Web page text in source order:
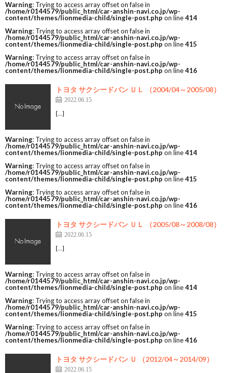
Warning: Trying to access array offset on false in
/home/r0144579/public_html/car-anshin-navi.co.jp/wp-
content/themes/lionmedia-child/single-post.php on line414
Warning: Trying to access array offset on false in
/home/r0144579/public_html/car-anshin-navi.co.jp/wp-
content/themes/lionmedia-child/single-post.php on line415
Warning: Trying to access array offset on false in
/home/r0144579/public_html/car-anshin-navi.co.jp/wp-
content/themes/lionmedia-child/single-post.php on line416
トヨタ サクシードバン ＵＬ （2004/04～2005/08）
2022.06.15
[…]
Warning: Trying to access array offset on false in
/home/r0144579/public_html/car-anshin-navi.co.jp/wp-
content/themes/lionmedia-child/single-post.php on line414
Warning: Trying to access array offset on false in
/home/r0144579/public_html/car-anshin-navi.co.jp/wp-
content/themes/lionmedia-child/single-post.php on line415
Warning: Trying to access array offset on false in
/home/r0144579/public_html/car-anshin-navi.co.jp/wp-
content/themes/lionmedia-child/single-post.php on line416
トヨタ サクシードバン ＵＬ （2005/08～2008/08）
2022.06.15
[…]
Warning: Trying to access array offset on false in
/home/r0144579/public_html/car-anshin-navi.co.jp/wp-
content/themes/lionmedia-child/single-post.php on line414
Warning: Trying to access array offset on false in
/home/r0144579/public_html/car-anshin-navi.co.jp/wp-
content/themes/lionmedia-child/single-post.php on line415
Warning: Trying to access array offset on false in
/home/r0144579/public_html/car-anshin-navi.co.jp/wp-
content/themes/lionmedia-child/single-post.php on line416
トヨタ サクシードバン Ｕ （2012/04～2014/09）
2022.06.15